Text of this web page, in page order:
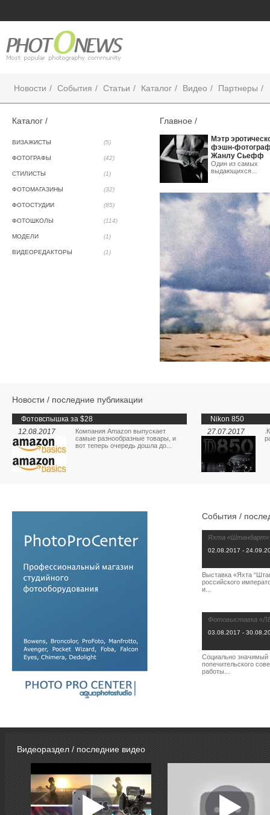
Новости События Статьи Каталог Видео Партнеры
Каталог /
ВИЗАЖИСТЫ (5)
ФОТОГРАФЫ (42)
СТИЛИСТЫ (1)
ФОТОМАГАЗИНЫ (32)
ФОТОСТУДИИ (85)
ФОТОШКОЛЫ (114)
МОДЕЛИ (1)
ВИДЕОРЕДАКТОРЫ (1)
Главное /
Мэтр
фэшн-
Жанлу Сьефф
Один из самых
выдающихся...
Новости / последние публикации
Фотовспышка за $28
12.08.2017
Компания Amazon выпускает
самые разнообразные товары, и
вот теперь очередь дошла до...
Nikon 850
27.07.2017
События /
Яхта «Штандарт»
02.08.2017 -
Выставка «Яхта
российского
и...
Фотовыставка
03.08.2017 -
Социально значимый
попечительского
работы...
Видеораздел / последние видео